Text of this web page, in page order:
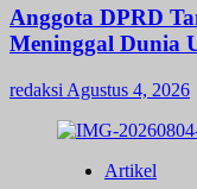
Anggota DPRD
Meninggal Dunia
redaksi Agustus 4, 2026
Artikel